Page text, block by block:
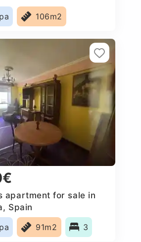
106m2
apartment for sale in
Spain
91m2 3